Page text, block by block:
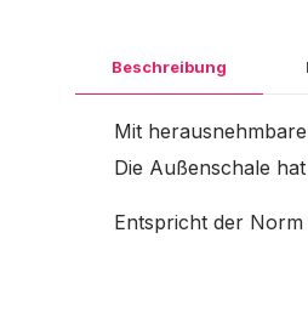
Beschreibung
Mit
Die Außenschale
Entspricht der Norm